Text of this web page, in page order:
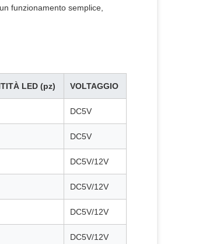
funzionamento semplice,
LED (pz) VOLTAGGIO
DC5V
DC5V
DC5V/12V
DC5V/12V
DC5V/12V
DC5V/12V